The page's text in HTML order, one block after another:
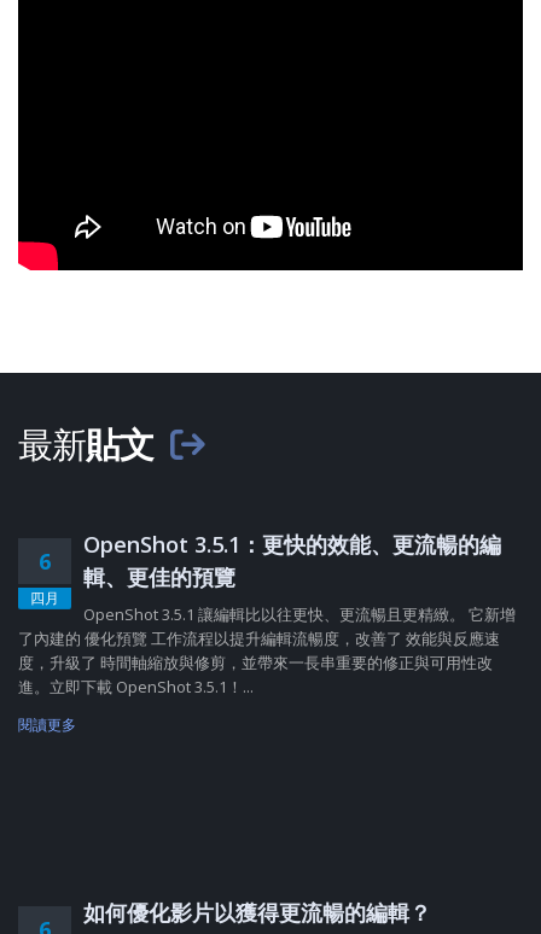
最新貼文
6
四月
OpenShot 3.5.1：更快的效能、更流暢的編
輯、更佳的預覽
OpenShot 3.5.1 讓編輯比以往更快、更流暢且更精緻。 它新增
了內建的 優化預覽 工作流程以提升編輯流暢度，改善了 效能與反應速
度，升級了 時間軸縮放與修剪，並帶來一長串重要的修正與可用性改
進。立即下載 OpenShot 3.5.1！...
閱讀更多
如何優化影片以獲得更流暢的編輯？